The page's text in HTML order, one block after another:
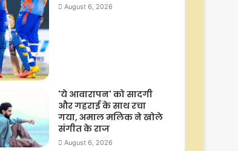
August 6, 2026
'ये आवारापन' को सादगी
और गहराई के साथ रचा
गया, अमाल मलिक ने खोले
संगीत के राज
August 6, 2026